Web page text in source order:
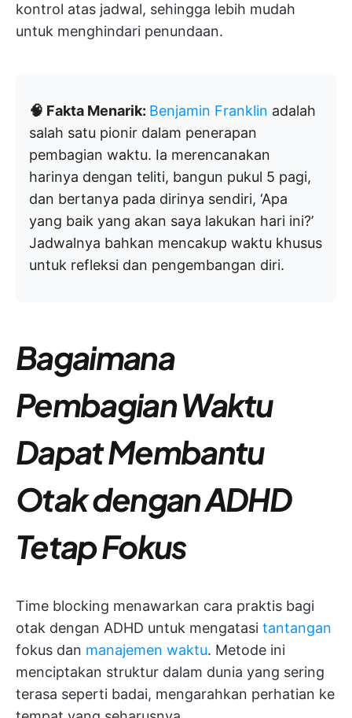
kontrol atas jadwal, sehingga lebih mudah
untuk menghindari penundaan.
🧠 Fakta Menarik: Benjamin Franklin adalah
salah satu pionir dalam penerapan
pembagian waktu. Ia merencanakan
harinya dengan teliti, bangun pukul 5 pagi,
dan bertanya pada dirinya sendiri, ‘Apa
yang baik yang akan saya lakukan hari ini?’
Jadwalnya bahkan mencakup waktu khusus
untuk refleksi dan pengembangan diri.
Bagaimana
Pembagian Waktu
Dapat Membantu
Otak dengan ADHD
Tetap Fokus
Time blocking menawarkan cara praktis bagi
otak dengan ADHD untuk mengatasi tantangan
fokus dan manajemen waktu. Metode ini
menciptakan struktur dalam dunia yang sering
terasa seperti badai, mengarahkan perhatian ke